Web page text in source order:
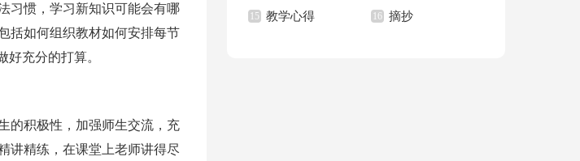
习惯，学习新知识可能会有哪
括如何组织教材如何安排每节
充分的打算。
的积极性，加强师生交流，充
讲精练，在课堂上老师讲得尽
15 教学心得 16 摘抄